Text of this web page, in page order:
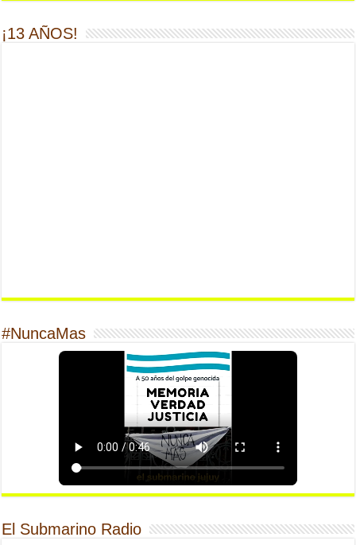
¡13 AÑOS!
#NuncaMas
El Submarino Radio